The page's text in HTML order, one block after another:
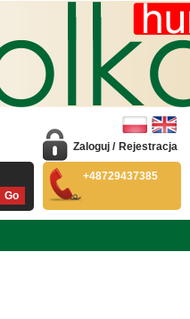
Zaloguj / Rejestracja
+48729437385